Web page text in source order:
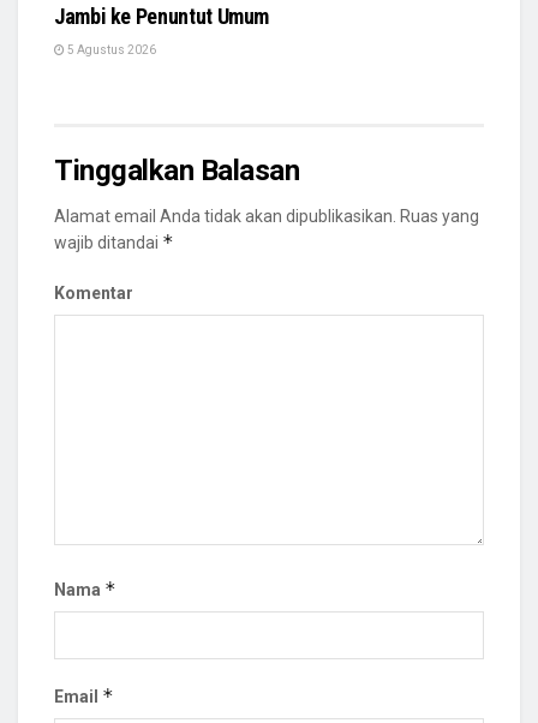
Jambi ke Penuntut Umum
5 Agustus 2026
Tinggalkan Balasan
Alamat email Anda tidak akan dipublikasikan. Ruas yang
wajib ditandai *
Komentar
Nama *
Email *